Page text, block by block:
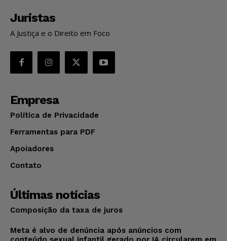
Juristas
A Justiça e o Direito em Foco
Empresa
Política de Privacidade
Ferramentas para PDF
Apoiadores
Contato
Últimas notícias
Composição da taxa de juros
Meta é alvo de denúncia após anúncios com